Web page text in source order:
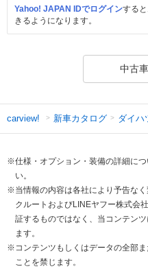
Yahoo! JAPAN IDでログインする
きるようになります。
中古
carview! 新車カタログ ダイハ
※仕様・オプション・装備の詳細に
い。
※当情報の内容は各社により予告な
クルートおよびLINEヤフー株式会
証するものではなく、当コンテン
ます。
※コンテンツもしくはデータの全部
ことを禁じます。